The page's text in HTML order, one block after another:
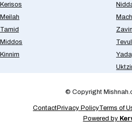
Kerisos
Meilah
Tamid
Middos
Kinnim
© Copyright
ContactPrivacy PolicyTerms of
Powered by